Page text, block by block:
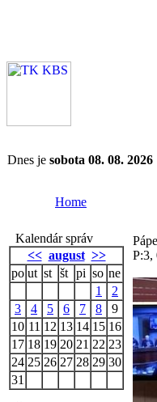
Dnes je sobota 08. 08. 2026
Home
Kalendár správ
<< august >>
po ut st št pi so ne
1
2
3
4 5 6 7 8
9
10 11 12 13 14 15 16
17 18 19 20 21 22 23
24 25 26 27 28 29 30
31
P:3,